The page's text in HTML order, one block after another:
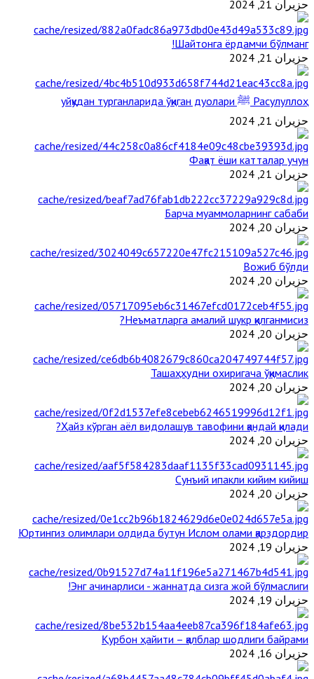
حزيران 21, 2024
Шайтонга ёрдамчи бўлманг!
حزيران 21, 2024
Расулуллоҳ ﷺ уйқудан турганларида ўқиган дуолари
حزيران 21, 2024
Фақат ёши катталар учун
حزيران 21, 2024
Барча муаммоларнинг сабаби
حزيران 20, 2024
Вожиб бўлди
حزيران 20, 2024
Неъматларга амалий шукр қилганмисиз?
حزيران 20, 2024
Ташаҳҳудни охиригача ўқимаслик
حزيران 20, 2024
Ҳайз кўрган аёл видолашув тавофини қандай қилади?
حزيران 20, 2024
Сунъий ипакли кийим кийиш
حزيران 20, 2024
Юртингиз олимлари олдида бутун Ислом олами қарздордир
حزيران 19, 2024
Энг ачинарлиси - жаннатда сизга жой бўлмаслиги!
حزيران 19, 2024
Қурбон ҳайити – қалблар шодлиги байрами
حزيران 16, 2024